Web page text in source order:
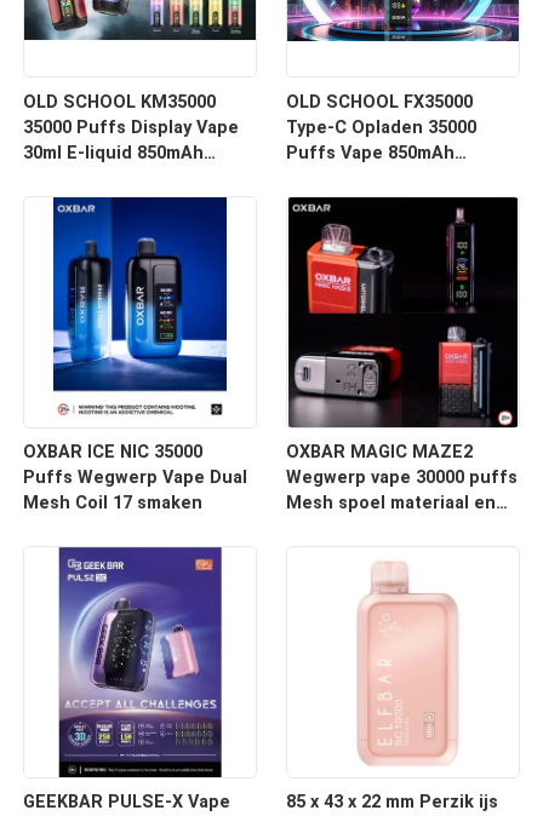
OLD SCHOOL KM35000
35000 Puffs Display Vape
30ml E-liquid 850mAh
Verstelbare Luchtstroom
OLD SCHOOL FX35000
Type-C Opladen 35000
Puffs Vape 850mAh
Verstelbare Luchtstroom
Smaak 10 Smaken
OXBAR ICE NIC 35000
Puffs Wegwerp Vape Dual
Mesh Coil 17 smaken
OXBAR MAGIC MAZE2
Wegwerp vape 30000 puffs
Mesh spoel materiaal en
GEEKBAR PULSE-X Vape
85 x 43 x 22 mm Perzik ijs